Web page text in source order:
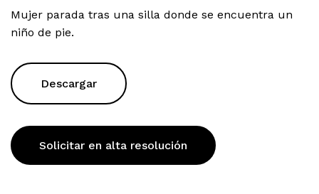
Mujer parada tras una silla donde se encuentra un
niño de pie.
Descargar
Solicitar en alta resolución